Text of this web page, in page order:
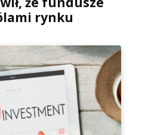
rynku